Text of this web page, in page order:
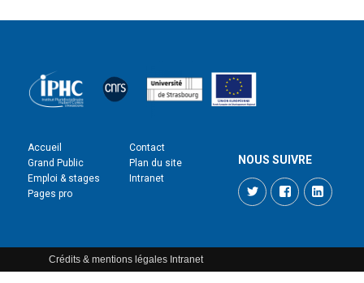
Accueil
Grand Public
Emploi & stages
Pages pro
Contact
Plan du site
Intranet
NOUS SUIVRE
TwitterFacebook
Crédits & mentions légales Intranet